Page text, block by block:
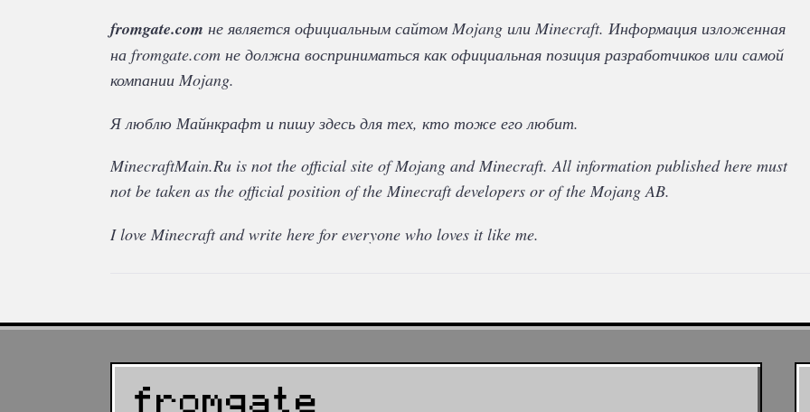
fromgate.com не является официальным сайтом Mojang или Minecraft. Информация изложенная
на fromgate.com не должна восприниматься как официальная позиция разработчиков или самой
компании Mojang.
Я люблю Майнкрафт и пишу здесь для тех, кто тоже его любит.
MinecraftMain.Ru is not the official site of Mojang and Minecraft. All information published here must
not be taken as the official position of the Minecraft developers or of the Mojang AB.
I love Minecraft and write here for everyone who loves it like me.